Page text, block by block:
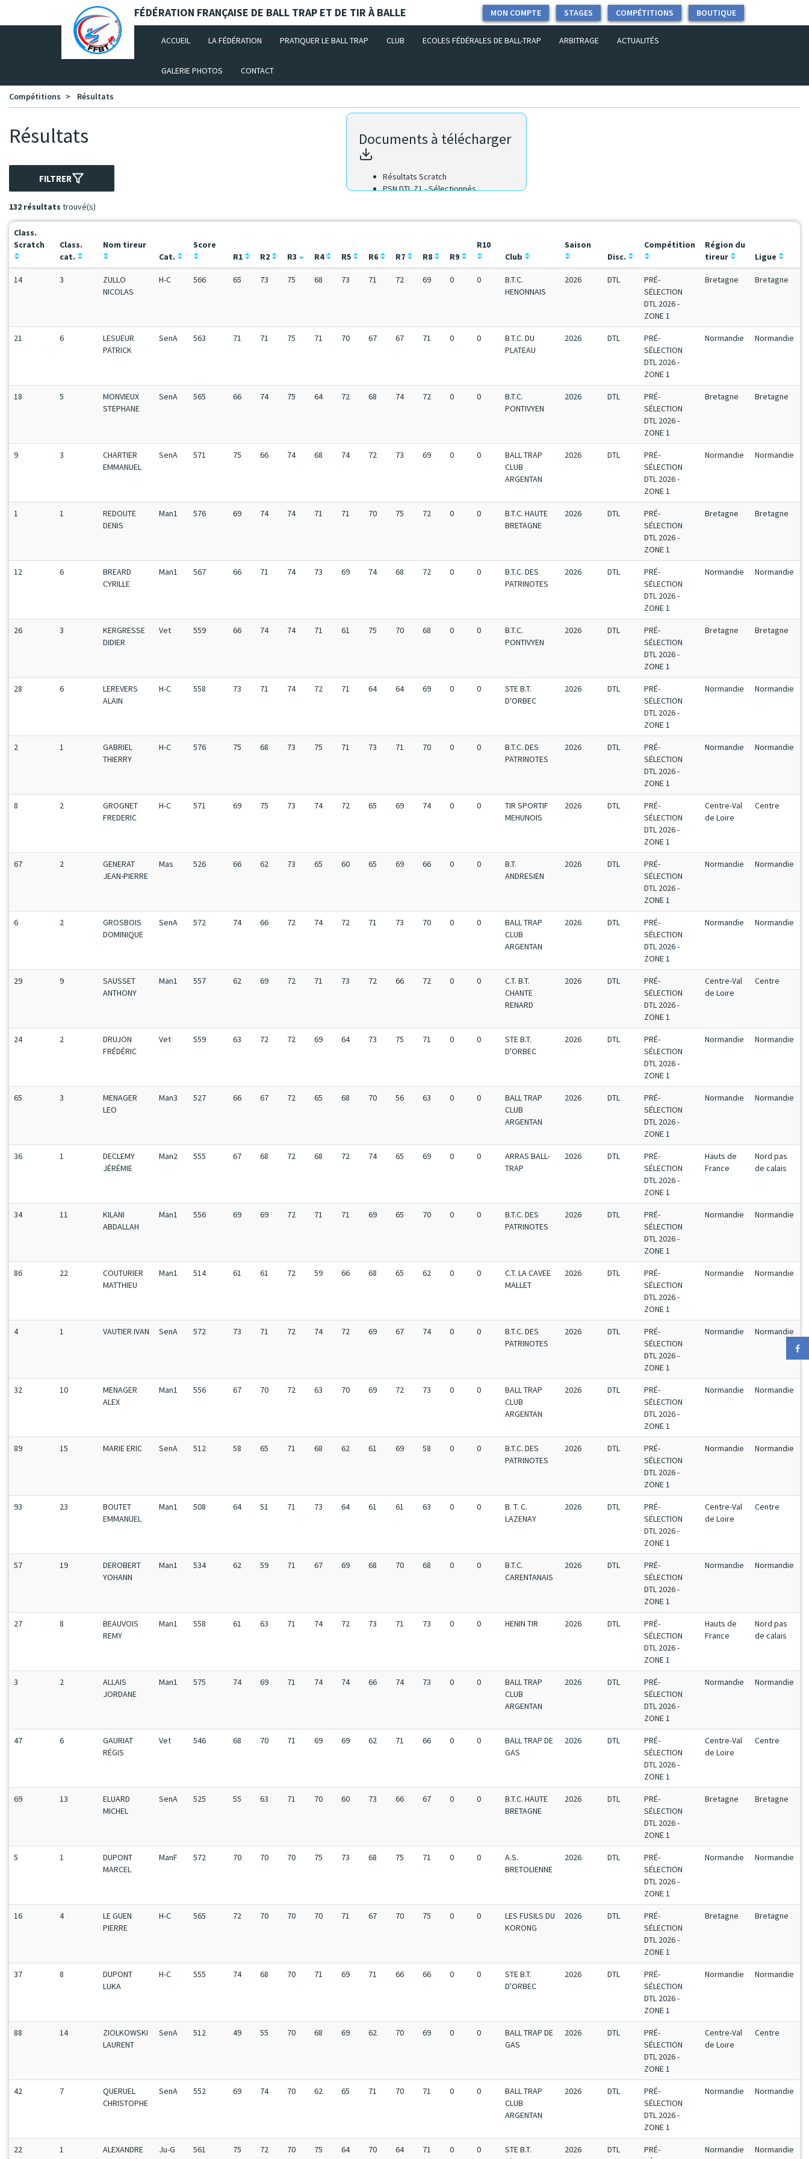
Panneau de gestion des cookies FÉDÉRATION FRANÇAISE DE BALL TRAP ET DE TIR À BALLE BOUTIQUE
COMPÉTITIONS
STAGES
MON COMPTE
ACCUEIL (CURRENT)
LA FÉDÉRATION PRATIQUER LE BALL TRAP CLUB ECOLES FÉDÉRALES DE BALL-TRAP ARBITRAGE ACTUALITÉS
GALERIE PHOTOS CONTACT
Compétitions Résultats
Résultats
FILTRER
132 résultats trouvé(s)
Documents à télécharger
Résultats Scratch
PSN DTL Z1 - Sélectionnés
Class.
Scratch
Class.
cat.
Nom tireur
Cat.
Score
R1
R2 R3 R4 R5 R6 R7 R8 R9
R10
Club
Saison
Disc.
Compétition
Région du
tireur
Ligue
14 3
ZULLO
NICOLAS
H-C 566 65 73 75 68 73 71 72 69 0 0
B.T.C.
HENONNAIS
2026 DTL
PRÉ-
SÉLECTION
DTL 2026 -
ZONE 1
Bretagne Bretagne
21 6
LESUEUR
PATRICK
SenA 563 71 71 75 71 70 67 67 71 0 0
B.T.C. DU
PLATEAU
2026 DTL
PRÉ-
SÉLECTION
DTL 2026 -
ZONE 1
Normandie Normandie
18 5
MONVIEUX
STEPHANE
SenA 565 66 74 75 64 72 68 74 72 0 0
B.T.C.
PONTIVYEN
2026 DTL
PRÉ-
SÉLECTION
DTL 2026 -
ZONE 1
Bretagne Bretagne
9 3
CHARTIER
EMMANUEL
SenA 571 75 66 74 68 74 72 73 69 0 0
BALL TRAP
CLUB
ARGENTAN
2026 DTL
PRÉ-
SÉLECTION
DTL 2026 -
ZONE 1
Normandie Normandie
1 1
REDOUTE
DENIS
Man1 576 69 74 74 71 71 70 75 72 0 0
B.T.C. HAUTE
BRETAGNE
2026 DTL
PRÉ-
SÉLECTION
DTL 2026 -
ZONE 1
Bretagne Bretagne
12 6
BREARD
CYRILLE
Man1 567 66 71 74 73 69 74 68 72 0 0
B.T.C. DES
PATRINOTES
2026 DTL
PRÉ-
SÉLECTION
DTL 2026 -
ZONE 1
Normandie Normandie
26 3
KERGRESSE
DIDIER
Vet 559 66 74 74 71 61 75 70 68 0 0
B.T.C.
PONTIVYEN
2026 DTL
PRÉ-
SÉLECTION
DTL 2026 -
ZONE 1
Bretagne Bretagne
28 6
LEREVERS
ALAIN
H-C 558 73 71 74 72 71 64 64 69 0 0
STE B.T.
D'ORBEC
2026 DTL
PRÉ-
SÉLECTION
DTL 2026 -
ZONE 1
Normandie Normandie
2 1
GABRIEL
THIERRY
H-C 576 75 68 73 75 71 73 71 70 0 0
B.T.C. DES
PATRINOTES
2026 DTL
PRÉ-
SÉLECTION
DTL 2026 -
ZONE 1
Normandie Normandie
8 2
GROGNET
FREDERIC
H-C 571 69 75 73 74 72 65 69 74 0 0
TIR SPORTIF
MEHUNOIS
2026 DTL
PRÉ-
SÉLECTION
DTL 2026 -
ZONE 1
Centre-Val
de Loire
Centre
67 2
GENERAT
JEAN-PIERRE
Mas 526 66 62 73 65 60 65 69 66 0 0
B.T.
ANDRESIEN
2026 DTL
PRÉ-
SÉLECTION
DTL 2026 -
ZONE 1
Normandie Normandie
6 2
GROSBOIS
DOMINIQUE
SenA 572 74 66 72 74 72 71 73 70 0 0
BALL TRAP
CLUB
ARGENTAN
2026 DTL
PRÉ-
SÉLECTION
DTL 2026 -
ZONE 1
Normandie Normandie
29 9
SAUSSET
ANTHONY
Man1 557 62 69 72 71 73 72 66 72 0 0
C.T. B.T.
CHANTE
RENARD
2026 DTL
PRÉ-
SÉLECTION
DTL 2026 -
ZONE 1
Centre-Val
de Loire
Centre
24 2
DRUJON
FRÉDÉRIC
Vet 559 63 72 72 69 64 73 75 71 0 0
STE B.T.
D'ORBEC
2026 DTL
PRÉ-
SÉLECTION
DTL 2026 -
ZONE 1
Normandie Normandie
65 3
MENAGER
LEO
Man3 527 66 67 72 65 68 70 56 63 0 0
BALL TRAP
CLUB
ARGENTAN
2026 DTL
PRÉ-
SÉLECTION
DTL 2026 -
ZONE 1
Normandie Normandie
36 1
DECLEMY
JÉRÉMIE
Man2 555 67 68 72 68 72 74 65 69 0 0
ARRAS BALL-
TRAP
2026 DTL
PRÉ-
SÉLECTION
DTL 2026 -
ZONE 1
Hauts de
France
Nord pas
de calais
34 11
KILANI
ABDALLAH
Man1 556 69 69 72 71 71 69 65 70 0 0
B.T.C. DES
PATRINOTES
2026 DTL
PRÉ-
SÉLECTION
DTL 2026 -
ZONE 1
Normandie Normandie
86 22
COUTURIER
MATTHIEU
Man1 514 61 61 72 59 66 68 65 62 0 0
C.T. LA CAVEE
MALLET
2026 DTL
PRÉ-
SÉLECTION
DTL 2026 -
ZONE 1
Normandie Normandie
4 1 VAUTIER IVAN SenA 572 73 71 72 74 72 69 67 74 0 0
B.T.C. DES
PATRINOTES
2026 DTL
PRÉ-
SÉLECTION
DTL 2026 -
ZONE 1
Normandie Normandie
32 10
MENAGER
ALEX
Man1 556 67 70 72 63 70 69 72 73 0 0
BALL TRAP
CLUB
ARGENTAN
2026 DTL
PRÉ-
SÉLECTION
DTL 2026 -
ZONE 1
Normandie Normandie
89 15 MARIE ERIC SenA 512 58 65 71 68 62 61 69 58 0 0
B.T.C. DES
PATRINOTES
2026 DTL
PRÉ-
SÉLECTION
DTL 2026 -
ZONE 1
Normandie Normandie
93 23
BOUTET
EMMANUEL
Man1 508 64 51 71 73 64 61 61 63 0 0
B. T. C.
LAZENAY
2026 DTL
PRÉ-
SÉLECTION
DTL 2026 -
ZONE 1
Centre-Val
de Loire
Centre
57 19
DEROBERT
YOHANN
Man1 534 62 59 71 67 69 68 70 68 0 0
B.T.C.
CARENTANAIS
2026 DTL
PRÉ-
SÉLECTION
DTL 2026 -
ZONE 1
Normandie Normandie
27 8
BEAUVOIS
REMY
Man1 558 61 63 71 74 72 73 71 73 0 0 HENIN TIR 2026 DTL
PRÉ-
SÉLECTION
DTL 2026 -
ZONE 1
Hauts de
France
Nord pas
de calais
3 2
ALLAIS
JORDANE
Man1 575 74 69 71 74 74 66 74 73 0 0
BALL TRAP
CLUB
ARGENTAN
2026 DTL
PRÉ-
SÉLECTION
DTL 2026 -
ZONE 1
Normandie Normandie
47 6
GAURIAT
RÉGIS
Vet 546 68 70 71 69 69 62 71 66 0 0
BALL TRAP DE
GAS
2026 DTL
PRÉ-
SÉLECTION
DTL 2026 -
ZONE 1
Centre-Val
de Loire
Centre
69 13
ELUARD
MICHEL
SenA 525 55 63 71 70 60 73 66 67 0 0
B.T.C. HAUTE
BRETAGNE
2026 DTL
PRÉ-
SÉLECTION
DTL 2026 -
ZONE 1
Bretagne Bretagne
5 1
DUPONT
MARCEL
ManF 572 70 70 70 75 73 68 75 71 0 0
A.S.
BRETOLIENNE
2026 DTL
PRÉ-
SÉLECTION
DTL 2026 -
ZONE 1
Normandie Normandie
16 4
LE GUEN
PIERRE
H-C 565 72 70 70 70 71 67 70 75 0 0
LES FUSILS DU
KORONG
2026 DTL
PRÉ-
SÉLECTION
DTL 2026 -
ZONE 1
Bretagne Bretagne
37 8
DUPONT
LUKA
H-C 555 74 68 70 71 69 71 66 66 0 0
STE B.T.
D'ORBEC
2026 DTL
PRÉ-
SÉLECTION
DTL 2026 -
ZONE 1
Normandie Normandie
88 14
ZIOLKOWSKI
LAURENT
SenA 512 49 55 70 68 69 62 70 69 0 0
BALL TRAP DE
GAS
2026 DTL
PRÉ-
SÉLECTION
DTL 2026 -
ZONE 1
Centre-Val
de Loire
Centre
42 7
QUERUEL
CHRISTOPHE
SenA 552 69 74 70 62 65 71 70 71 0 0
BALL TRAP
CLUB
ARGENTAN
2026 DTL
PRÉ-
SÉLECTION
DTL 2026 -
ZONE 1
Normandie Normandie
22 1
ALEXANDRE
Ju-G 561 75 72 70 75 64 70 64 71 0 0
STE B.T.
2026 DTL
PRÉ-
Normandie Normandie